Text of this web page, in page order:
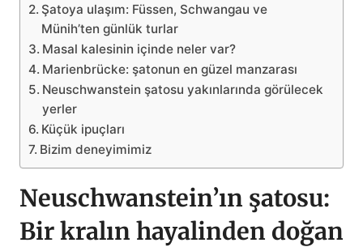
Şatoya ulaşım: Füssen, Schwangau ve
Münih’ten günlük turlar
Masal kalesinin içinde neler var?
Marienbrücke: şatonun en güzel manzarası
Neuschwanstein şatosu yakınlarında görülecek
yerler
Küçük ipuçları
Bizim deneyimimiz
Neuschwanstein’ın şatosu:
Bir kralın hayalinden doğan